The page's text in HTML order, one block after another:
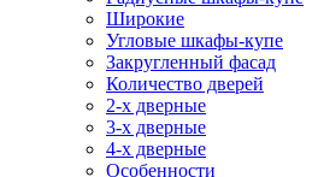
Широкие
Угловые шкафы-купе
Закругленный фасад
Количество дверей
2-х дверные
3-х дверные
4-х дверные
Особенности